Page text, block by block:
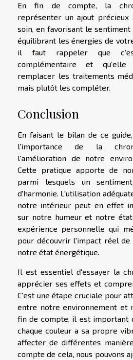
En fin de compte, la
représenter un ajout
soin, en favorisant le
équilibrant les énergies de
il faut rappeler que
complémentaire et
remplacer les traitements
mais plutôt les compléter.
Conclusion
En faisant le bilan de ce
l'importance de la
l'amélioration de notre
Cette pratique apporte de
parmi lesquels un
d'harmonie. L'utilisation
notre intérieur peut en effet
sur notre humeur et notre
expérience personnelle qui
pour découvrir l'impact réel de
notre état énergétique.
Il est essentiel d'essayer la
apprécier ses effets et
C'est une étape cruciale pour
entre notre environnement et
fin de compte, il est important
chaque couleur a sa propre
affecter de différentes
compte de cela, nous pouvons